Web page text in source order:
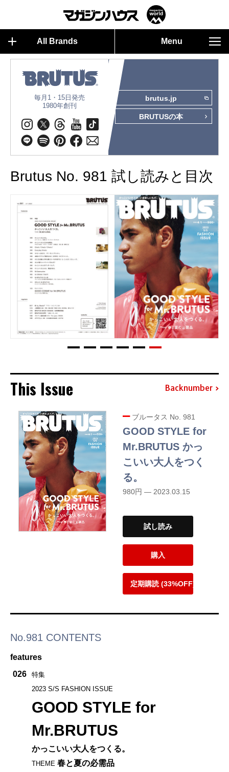
All Brands Menu
毎月1・15日発売
1980年創刊
brutus.jp
BRUTUSの本
Brutus No. 981 試し読みと目次
This Issue Backnumber
ブルータス No. 981
GOOD STYLE for
Mr.BRUTUS かっ
こいい大人をつく
る。
980円 — 2023.03.15
試し読み
購入
定期購読 (33%OFF)
No.981 CONTENTS
features
026
特集
2023 S/S FASHION ISSUE
GOOD STYLE for
Mr.BRUTUS
かっこいい大人をつくる。
THEME 春と夏の必需品